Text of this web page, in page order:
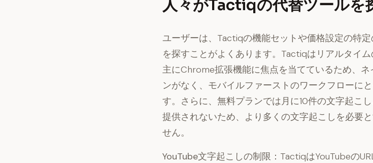
人々がTactiqの代替ツールを
ユーザーは、Tactiqの機能セットや価格設定の特
を探すことがよくあります。Tactiqはリアルタイム
主にChrome拡張機能に焦点を当てているため、
ンがなく、モバイルファーストのワークフローに
す。さらに、無料プランでは月に10件の文字起こ
提供されないため、より多くの文字起こしを必要
せん。
YouTube文字起こしの制限： TactiqはYouTubeの